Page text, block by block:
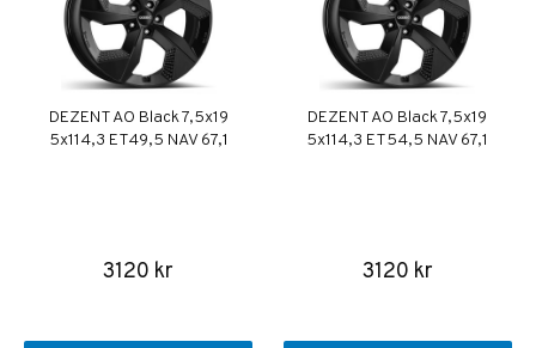
DEZENT AO Black 7,5x19
5x114,3 ET49,5 NAV 67,1
3120 kr
DEZENT AO Black 7,5x19
5x114,3 ET54,5 NAV 67,1
3120 kr